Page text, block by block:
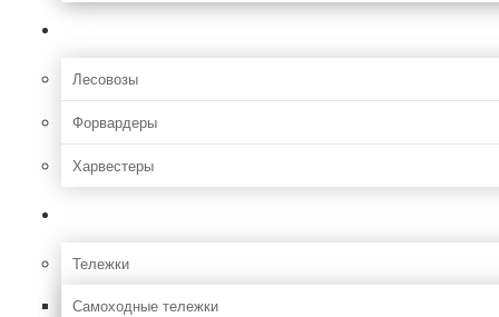
Лесовозы
Форвардеры
Харвестеры
Тележки
Самоходные тележки